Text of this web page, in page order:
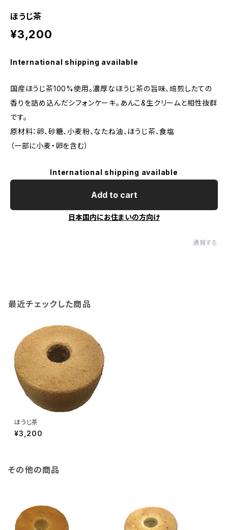
ほうじ茶
¥3,200
International shipping available
国産ほうじ茶100%使用。濃厚なほうじ茶の旨味、焙煎したての
香りを詰め込んだシフォンケーキ。あんこ&生クリームと相性抜群
です。
原材料：卵、砂糖、小麦粉、なたね油、ほうじ茶、食塩
（一部に小麦・卵を含む）
International shipping available
Add to cart
日本国内にお住まいの方向け
通報する
最近チェックした商品
ほうじ茶
¥3,200
その他の商品